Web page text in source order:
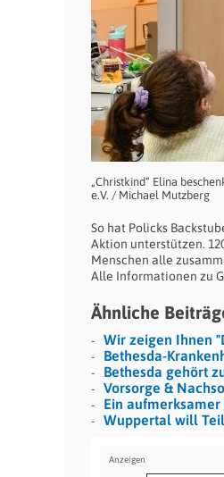
„Christkind“ Elina
e.V. / Michael Mutzberg
So hat Policks
Aktion unterstützen.
Menschen alle
Alle Informationen zu
Ähnliche
Wir zeigen Ihnen
Bethesda-
Bethesda gehört
Vorsorge &
Ein aufmerksamer
Wuppertal will